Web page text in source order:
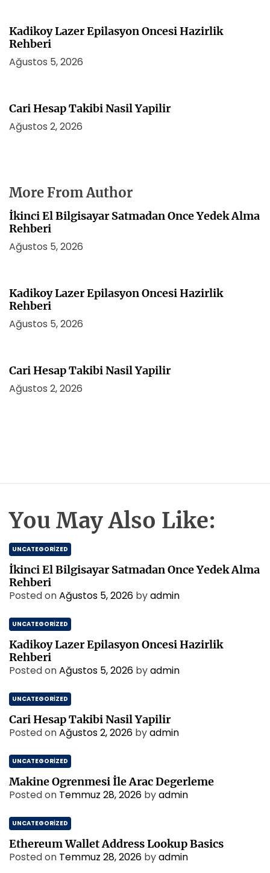
Kadikoy Lazer Epilasyon Oncesi Hazirlik
Rehberi
Ağustos 5, 2026
Cari Hesap Takibi Nasil Yapilir
Ağustos 2, 2026
More From Author
İkinci El Bilgisayar Satmadan Once Yedek Alma
Rehberi
Ağustos 5, 2026
Kadikoy Lazer Epilasyon Oncesi Hazirlik
Rehberi
Ağustos 5, 2026
Cari Hesap Takibi Nasil Yapilir
Ağustos 2, 2026
You May Also Like:
UNCATEGORIZED
İkinci El Bilgisayar Satmadan Once Yedek Alma
Rehberi
Posted onAğustos 5, 2026 byadmin
UNCATEGORIZED
Kadikoy Lazer Epilasyon Oncesi Hazirlik
Rehberi
Posted onAğustos 5, 2026 byadmin
UNCATEGORIZED
Cari Hesap Takibi Nasil Yapilir
Posted onAğustos 2, 2026 byadmin
UNCATEGORIZED
Makine Ogrenmesi İle Arac Degerleme
Posted on Temmuz 28, 2026 byadmin
UNCATEGORIZED
Ethereum Wallet Address Lookup Basics
Posted on Temmuz 28, 2026 byadmin